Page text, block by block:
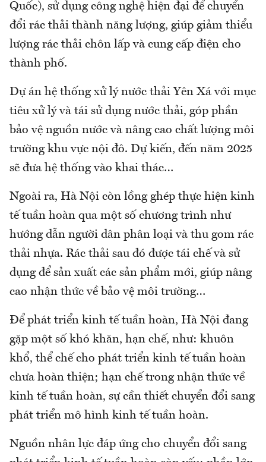
Quốc), sử dụng công nghệ hiện đại để chuyển
đổi rác thải thành năng lượng, giúp giảm thiểu
lượng rác thải chôn lấp và cung cấp điện cho
thành phố.
Dự án hệ thống xử lý nước thải Yên Xá với mục
tiêu xử lý và tái sử dụng nước thải, góp phần
bảo vệ nguồn nước và nâng cao chất lượng môi
trường khu vực nội đô. Dự kiến, đến năm 2025
sẽ đưa hệ thống vào khai thác…
Ngoài ra, Hà Nội còn lồng ghép thực hiện kinh
tế tuần hoàn qua một số chương trình như
hướng dẫn người dân phân loại và thu gom rác
thải nhựa. Rác thải sau đó được tái chế và sử
dụng để sản xuất các sản phẩm mới, giúp nâng
cao nhận thức về bảo vệ môi trường…
Để phát triển kinh tế tuần hoàn, Hà Nội đang
gặp một số khó khăn, hạn chế, như: khuôn
khổ, thể chế cho phát triển kinh tế tuần hoàn
chưa hoàn thiện; hạn chế trong nhận thức về
kinh tế tuần hoàn, sự cần thiết chuyển đổi sang
phát triển mô hình kinh tế tuần hoàn.
Nguồn nhân lực đáp ứng cho chuyển đổi sang